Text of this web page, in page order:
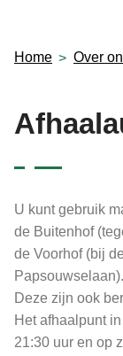
Home Over
U kunt gebruik
de Buitenhof
de Voorhof (bij
Papsouwselaan).
Deze zijn ook
Het afhaalpunt
21:30 uur en op